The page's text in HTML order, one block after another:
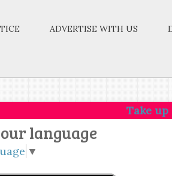
ADVERTISE WITH US
Take up one
language
▼